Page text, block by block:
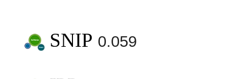
SNIP 0.059